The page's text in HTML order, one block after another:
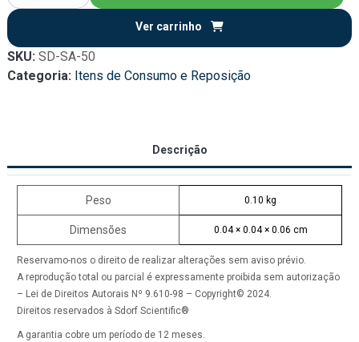
Ver carrinho
SKU: SD-SA-50
Categoria: Itens de Consumo e Reposição
Descrição
Peso 0.10 kg
Dimensões 0.04 × 0.04 × 0.06 cm
Reservamo-nos o direito de realizar alterações sem aviso prévio.
A reprodução total ou parcial é expressamente proibida sem autorização
– Lei de Direitos Autorais Nº 9.610-98 – Copyright© 2024.
Direitos reservados à Sdorf Scientific®
A garantia cobre um período de 12 meses.